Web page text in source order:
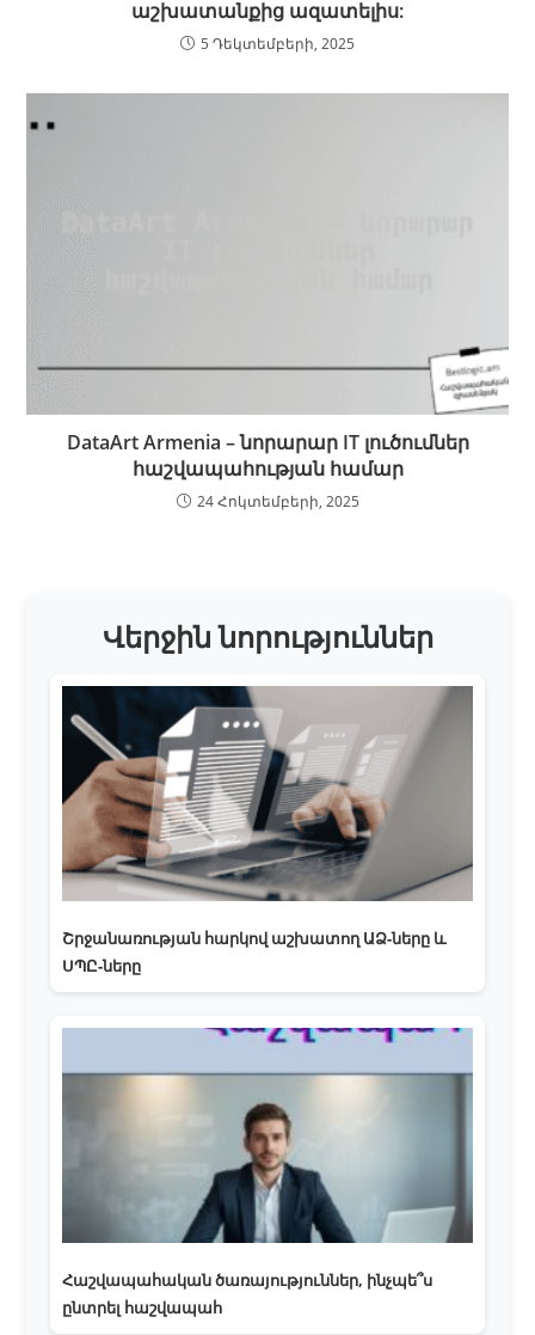
աշխատանքից ազատելիս:
5 Դեկտեմբերի, 2025
DataArt Armenia – նորարար IT լուծումներ
հաշվապահության համար
24 Հոկտեմբերի, 2025
Վերջին նորություններ
Շրջանառության հարկով աշխատող ԱՁ-ները և
ՍՊԸ-ները
Հաշվապահական ծառայություններ, ինչպե՞ս
ընտրել հաշվապահ